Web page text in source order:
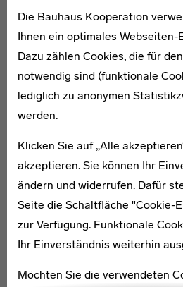
Die Bauhaus Kooperation
Ihnen ein optimales Webseiten-
Dazu zählen Cookies, die für
notwendig sind (funktionale
lediglich zu anonymen
werden.
Klicken Sie auf „Alle
akzeptieren. Sie können Ihr
ändern und widerrufen. Dafür
Seite die Schaltfläche "Cookie-
zur Verfügung. Funktionale
Ihr Einverständnis weiterhin
Möchten Sie die verwendeten
eine bessere Zukunft für